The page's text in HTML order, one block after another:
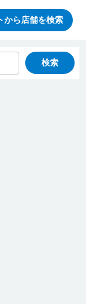
から店舗を検索
検索